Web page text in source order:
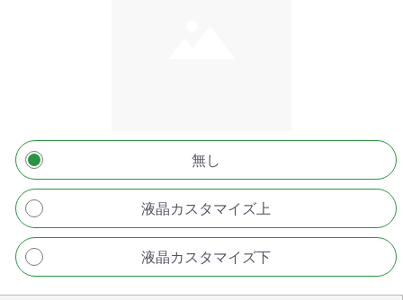
無し
液晶カスタマイズ上
液晶カスタマイズ下